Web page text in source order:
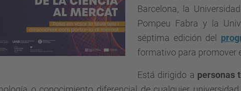
Barcelona, la
Pompeu Fabra y la
séptima edición del
formativo para promover
Está dirigido a personas